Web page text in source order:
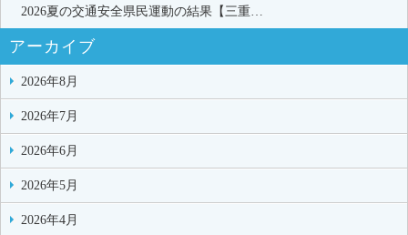
2026夏の交通安全県民運動の結果【三重…
アーカイブ
2026年8月
2026年7月
2026年6月
2026年5月
2026年4月